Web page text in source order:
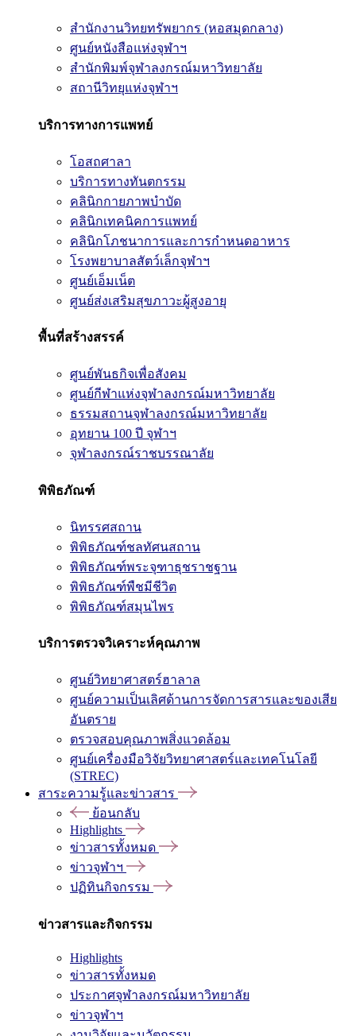
สำนักงานวิทยทรัพยากร (หอสมุดกลาง)
ศูนย์หนังสือแห่งจุฬาฯ
สำนักพิมพ์จุฬาลงกรณ์มหาวิทยาลัย
สถานีวิทยุแห่งจุฬาฯ
บริการทางการแพทย์
โอสถศาลา
บริการทางทันตกรรม
คลินิกกายภาพบำบัด
คลินิกเทคนิคการแพทย์
คลินิกโภชนาการและการกำหนดอาหาร
โรงพยาบาลสัตว์เล็กจุฬาฯ
ศูนย์เอ็มเน็ต
ศูนย์ส่งเสริมสุขภาวะผู้สูงอายุ
พื้นที่สร้างสรรค์
ศูนย์พันธกิจเพื่อสังคม
ศูนย์กีฬาแห่งจุฬาลงกรณ์มหาวิทยาลัย
ธรรมสถานจุฬาลงกรณ์มหาวิทยาลัย
อุทยาน 100 ปี จุฬาฯ
จุฬาลงกรณ์ราชบรรณาลัย
พิพิธภัณฑ์
นิทรรศสถาน
พิพิธภัณฑ์ชลทัศนสถาน
พิพิธภัณฑ์พระจุฑาธุชราชฐาน
พิพิธภัณฑ์พืชมีชีวิต
พิพิธภัณฑ์สมุนไพร
บริการตรวจวิเคราะห์คุณภาพ
ศูนย์วิทยาศาสตร์ฮาลาล
ศูนย์ความเป็นเลิศด้านการจัดการสารและของเสีย
อันตราย
ตรวจสอบคุณภาพสิ่งแวดล้อม
ศูนย์เครื่องมือวิจัยวิทยาศาสตร์และเทคโนโลยี
(STREC)
สาระความรู้และข่าวสาร
ย้อนกลับ
Highlights
ข่าวสารทั้งหมด
ข่าวจุฬาฯ
ปฏิทินกิจกรรม
ข่าวสารและกิจกรรม
Highlights
ข่าวสารทั้งหมด
ประกาศจุฬาลงกรณ์มหาวิทยาลัย
ข่าวจุฬาฯ